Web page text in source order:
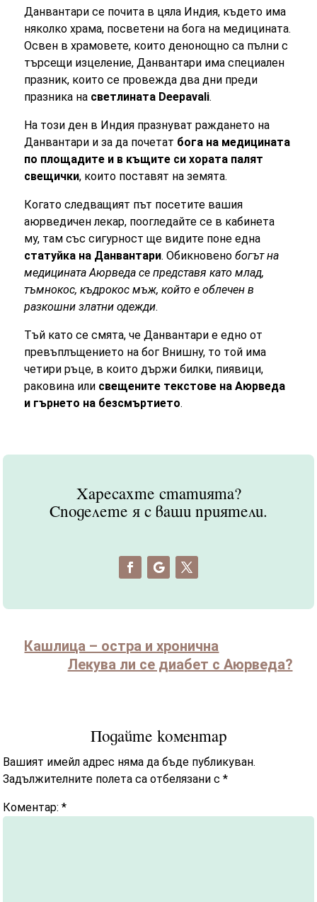
Данвантари се почита в цяла Индия, където има
няколко храма, посветени на бога на медицината.
Освен в храмовете, които денонощно са пълни с
търсещи изцеление, Данвантари има специален
празник, които се провежда два дни преди
празника на светлината Deepavali.
На този ден в Индия празнуват раждането на
Данвантари и за да почетат бога на медицината
по площадите и в къщите си хората палят
свещички, които поставят на земята.
Когато следващият път посетите вашия
аюрведичен лекар, поогледайте се в кабинета
му, там със сигурност ще видите поне една
статуйка на Данвантари. Обикновенобогът на
медицината Аюрведа се представя като млад,
тъмнокос, къдрокос мъж, който е облечен в
разкошни златни одежди.
Тъй като се смята, че Данвантари е едно от
превъплъщението на бог Внишну, то той има
четири ръце, в които държи билки, пиявици,
раковина или свещените текстове на Аюрведа
и гърнето на безсмъртието.
Харесахте статията?
Споделете я с ваши приятели.
Кашлица – остра и хронична
Лекува ли се диабет с Аюрведа?
Подайте коментар
Вашият имейл адрес няма да бъде публикуван.
Задължителните полета са отбелязани с*
Коментар:*